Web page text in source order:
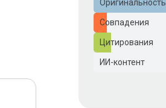
Оригинальность
Совпадения
Цитирования
ИИ-контент